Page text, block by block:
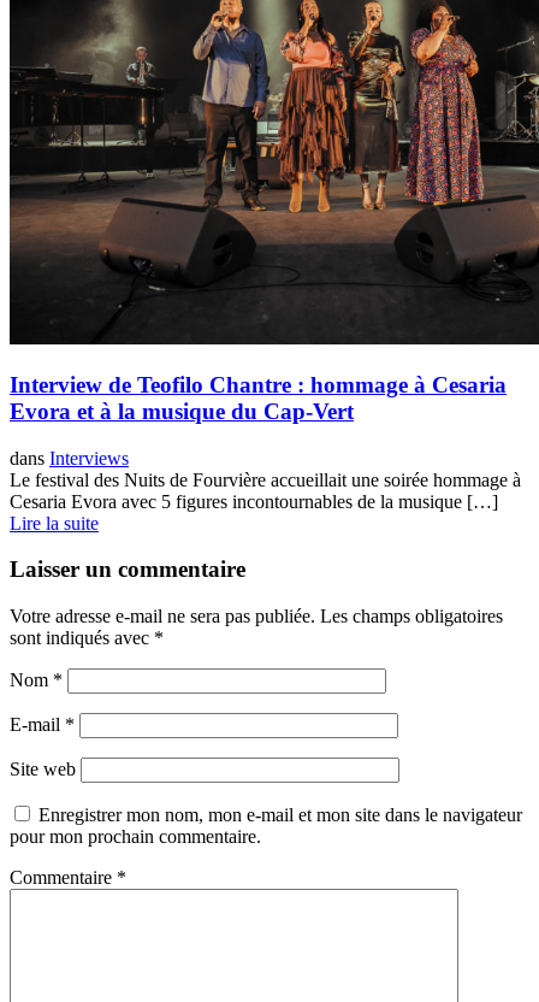
Interview de Teofilo Chantre : hommage à Cesaria
Evora et à la musique du Cap-Vert
dans Interviews
Le festival des Nuits de Fourvière accueillait une soirée hommage à
Cesaria Evora avec 5 figures incontournables de la musique […]
Lire la suite
Laisser un commentaire
Votre adresse e-mail ne sera pas publiée. Les champs obligatoires
sont indiqués avec *
Nom *
E-mail *
Site web
Enregistrer mon nom, mon e-mail et mon site dans le navigateur
pour mon prochain commentaire.
Commentaire *